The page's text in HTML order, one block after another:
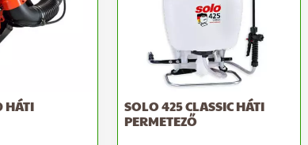
HÁTI
SOLO 425 CLASSIC HÁTI
PERMETEZŐ